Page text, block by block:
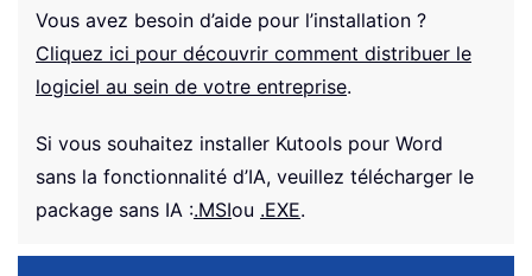
Vous avez besoin d’aide pour l’installation ?
Cliquez ici pour découvrir comment distribuer le
logiciel au sein de votre entreprise.
Si vous souhaitez installer Kutools pour Word
sans la fonctionnalité d’IA, veuillez télécharger le
package sans IA :.MSIou .EXE.